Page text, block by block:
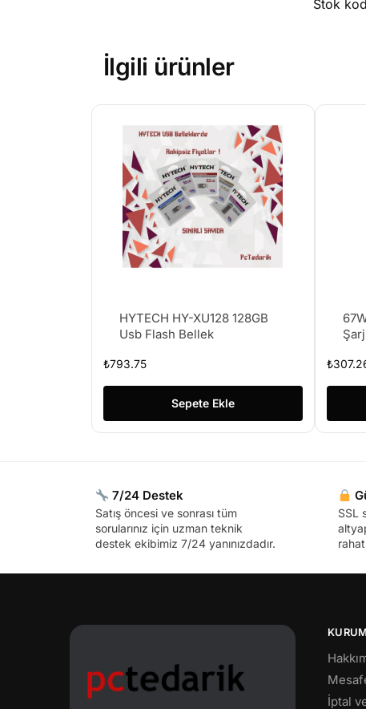
Stok
İlgili ürünler
HYTECH HY-XU128 128GB
Usb Flash Bellek
₺793.75
Sepete Ekle
₺
7/24 Destek
Satış öncesi ve sonrası tüm
sorularınız için uzman teknik
destek ekibimiz 7/24 yanınızdadır.
SSL
İptal